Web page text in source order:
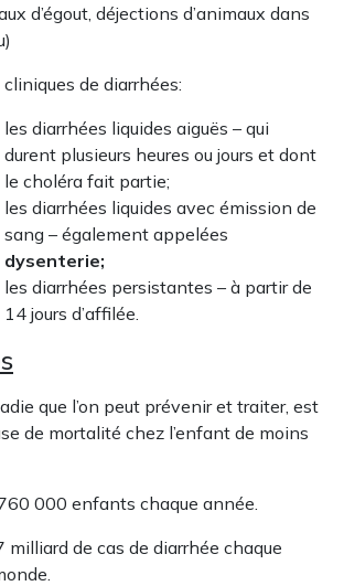
d’égout, déjections d’animaux dans
de diarrhées:
les diarrhées liquides aiguës – qui
durent plusieurs heures ou jours et dont
le choléra fait partie;
les diarrhées liquides avec émission de
sang – également appelées
dysenterie;
les diarrhées persistantes – à partir de
14 jours d’affilée.
que l’on peut prévenir et traiter, est
de mortalité chez l’enfant de moins
000 enfants chaque année.
milliard de cas de diarrhée chaque